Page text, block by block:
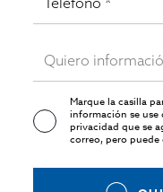
Marque la casilla
información se
privacidadque se
correo, pero